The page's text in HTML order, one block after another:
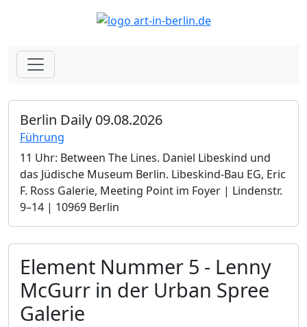
Berlin Daily 09.08.2026
Führung
11 Uhr: Between The Lines. Daniel Libeskind und
das Jüdische Museum Berlin.­ Libeskind-Bau EG, Eric
F. Ross Galerie, Meeting Point im Foyer | Lindenstr.
9–14 | 10969 Berlin
Element Nummer 5 - Lenny
McGurr in der Urban Spree
Galerie